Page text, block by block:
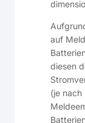
auf
diesen
(je nach